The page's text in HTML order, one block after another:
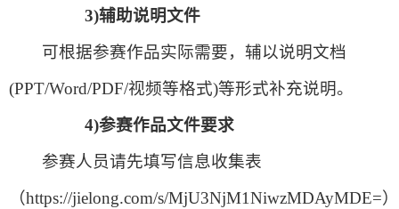
3)辅助说明文件
可根据参赛作品实际需要，辅以说明文档
(PPT/Word/PDF/视频等格式)等形式补充说明。
4)参赛作品文件要求
参赛人员请先填写信息收集表
（https://jielong.com/s/MjU3NjM1NiwzMDAyMDE=